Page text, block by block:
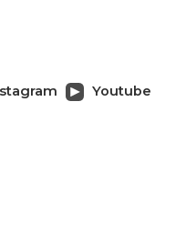
Youtube